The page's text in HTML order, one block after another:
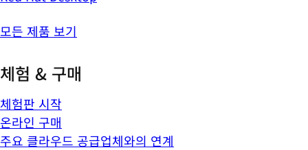
모든 제품 보기
체험 & 구매
체험판 시작
온라인 구매
주요 클라우드 공급업체와의 연계